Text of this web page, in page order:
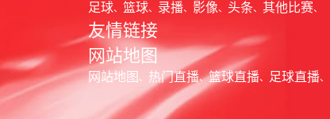
足球 篮球 录播 影像 头条 其他比赛
友情链接
网站地图
网站地图 热门直播 篮球直播 足球直播